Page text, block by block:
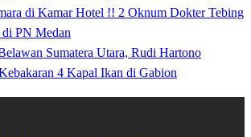
di Kamar Hotel !! 2 Oknum Dokter Tebing
PN Medan
Sumatera Utara, Rudi Hartono
4 Kapal Ikan di Gabion